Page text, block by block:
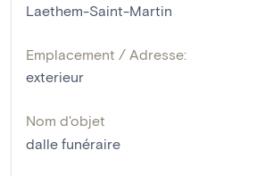
Laethem-Saint-Martin
Emplacement / Adresse:
exterieur
Nom d'objet
dalle funéraire